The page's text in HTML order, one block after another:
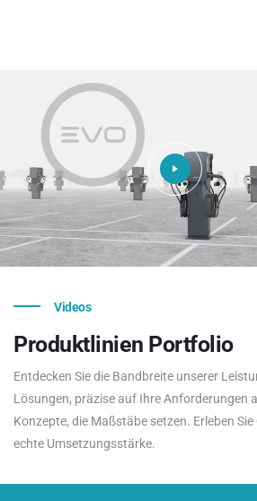
Videos
Produktlinien Portfolio
Entdecken Sie die Bandbreite unserer
Lösungen, präzise auf Ihre Anforderungen
Konzepte, die Maßstäbe setzen. Erleben
echte Umsetzungsstärke.